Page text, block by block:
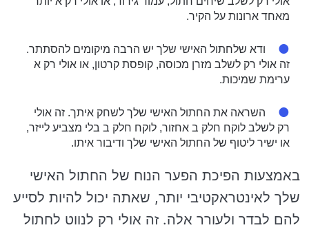
מאחד ארונות על הקיר.
ודא שלחתול האישי שלך יש הרבה מיקומים להסתתר.
זה אולי רק לשלב מזרן מכוסה, קופסת קרטון, או אולי רק א
ערימת שמיכות.
השראה את החתול האישי שלך לשחק איתך. זה אולי
רק לשלב לוקח חלק ב אחזור, לוקח חלק ב בלי מצביע לייזר,
או ישיר ליטוף של החתול האישי שלך ודיבור איתו.
באמצעות הפיכת הפער הנוח של החתול האישי
שלך לאינטראקטיבי יותר, שאתה יכול להיות לסייע
להם לבדר ולעורר אלה. זה אולי רק לנווט לחתול